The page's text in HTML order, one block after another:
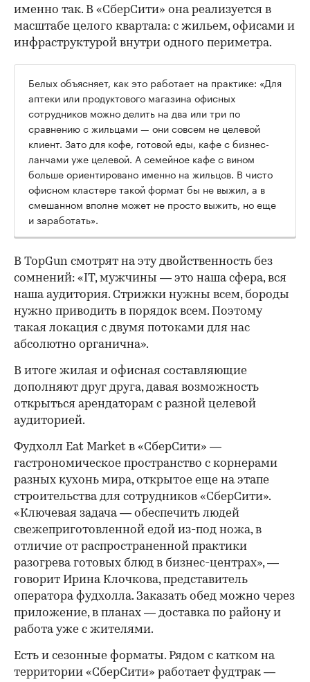
именно так. В «СберСити» она реализуется в
масштабе целого квартала: с жильем, офисами и
инфраструктурой внутри одного периметра.
Белых объясняет, как это работает на практике: «Для
аптеки или продуктового магазина офисных
сотрудников можно делить на два или три по
сравнению с жильцами — они совсем не целевой
клиент. Зато для кофе, готовой еды, кафе с бизнес-
ланчами уже целевой. А семейное кафе с вином
больше ориентировано именно на жильцов. В чисто
офисном кластере такой формат бы не выжил, а в
смешанном вполне может не просто выжить, но еще
и заработать».
В TopGun смотрят на эту двойственность без
сомнений: «IT, мужчины — это наша сфера, вся
наша аудитория. Стрижки нужны всем, бороды
нужно приводить в порядок всем. Поэтому
такая локация с двумя потоками для нас
абсолютно органична».
В итоге жилая и офисная составляющие
дополняют друг друга, давая возможность
открыться арендаторам с разной целевой
аудиторией.
Фудхолл Eat Market в «СберСити» —
гастрономическое пространство с корнерами
разных кухонь мира, открытое еще на этапе
строительства для сотрудников «СберСити».
«Ключевая задача — обеспечить людей
свежеприготовленной едой из-под ножа, в
отличие от распространенной практики
разогрева готовых блюд в бизнес-центрах», —
говорит Ирина Клочкова, представитель
оператора фудхолла. Заказать обед можно через
приложение, в планах — доставка по району и
работа уже с жителями.
Есть и сезонные форматы. Рядом с катком на
территории «СберСити» работает фудтрак —